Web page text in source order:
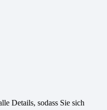
Details, sodass Sie sich